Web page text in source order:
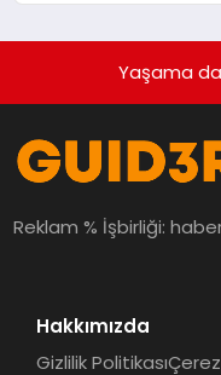
Yaşama
Reklam % İşbirliği:
Hakkımızda
Gizlilik Politikası